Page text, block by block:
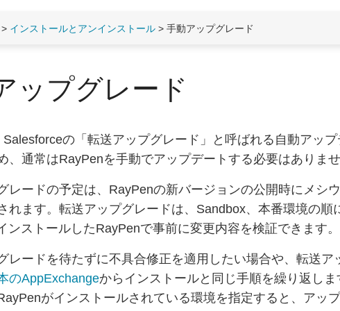
> インストールとアンインストール > 手動アップグレード
ップグレード
Salesforceの「転送アップグレード」と呼ばれる自動アッ
、通常はRayPenを手動でアップデートする必要はありませ
レードの予定は、RayPenの新バージョンの公開時にメシ
れます。転送アップグレードは、Sandbox、本番環境の
ンストールしたRayPenで事前に変更内容を検証できます。
レードを待たずに不具合修正を適用したい場合や、転送
のAppExchangeからインストールと同じ手順を繰り返し
がインストールされている環境を指定すると、アッ